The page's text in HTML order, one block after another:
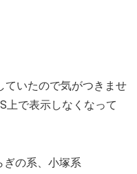
ていたので気がつきませ
上で表示しなくなって
の系、小塚系